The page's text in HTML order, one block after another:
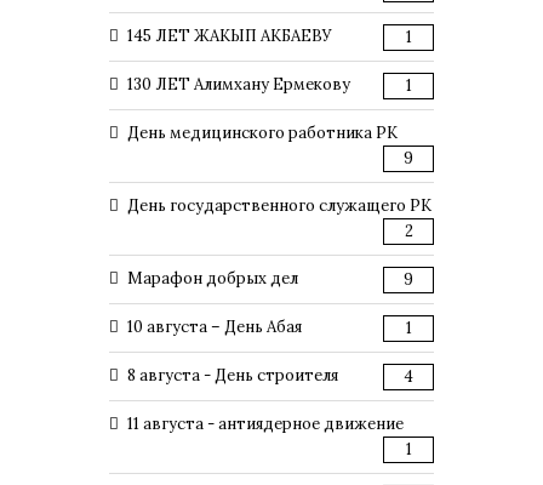
145 ЛЕТ ЖАКЫП АКБАЕВУ 1
130 ЛЕТ Алимхану Ермекову 1
День медицинского работника РК
9
День государственного служащего РК
2
Марафон добрых дел 9
10 августа – День Абая 1
8 августа - День строителя 4
11 августа - антиядерное движение
1